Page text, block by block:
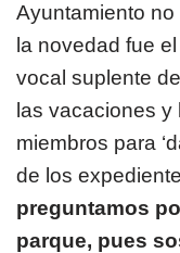
Ayuntamiento
la novedad fue
vocal suplente
las vacaciones
miembros para
de los
preguntamos
parque, pues